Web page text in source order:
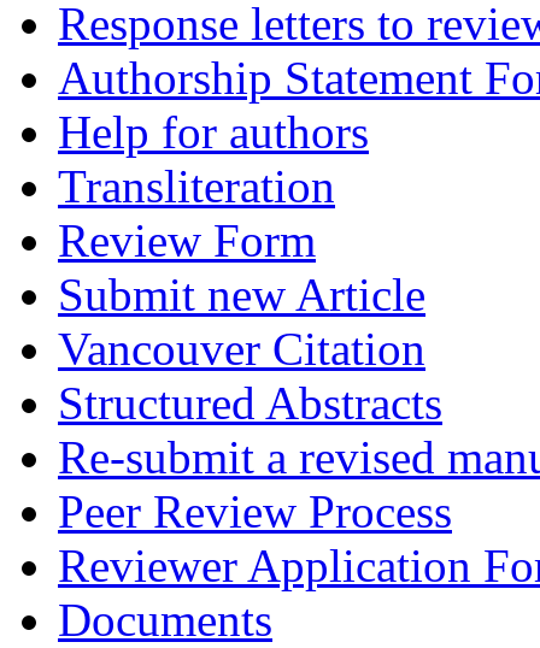
Response letters to
Authorship Statement
Help for authors
Transliteration
Review Form
Submit new Article
Vancouver Citation
Structured Abstracts
Re-submit a revised
Peer Review Process
Reviewer Application
Documents